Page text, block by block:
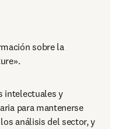
sobre la
intelectuales y
para mantenerse
análisis del sector, y